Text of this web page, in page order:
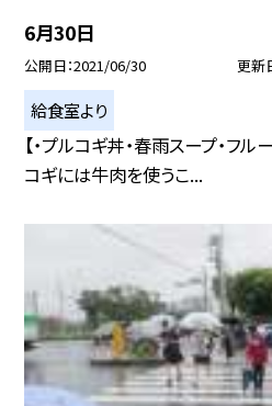
6月30日
公開日 2021/06/30 更新
給食室より
【・プルコギ丼・春雨スープ・フ
コギには牛肉を使うこ...